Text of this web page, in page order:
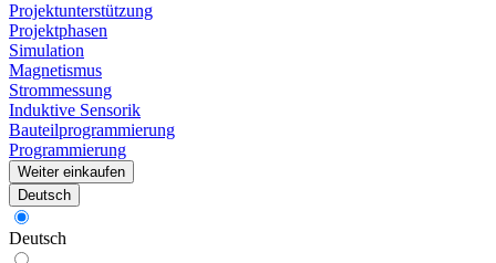
Projektunterstützung
Projektphasen
Simulation
Magnetismus
Strommessung
Induktive Sensorik
Bauteilprogrammierung
Programmierung
Weiter einkaufen
Deutsch
Deutsch